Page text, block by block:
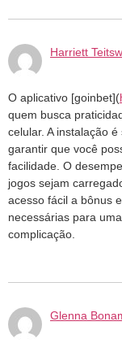
Harriett
O aplicativo [goinbet](
quem busca
celular. A instalação
garantir que você
facilidade. O
jogos sejam
acesso fácil a bônus
necessárias para
complicação.
Glenna